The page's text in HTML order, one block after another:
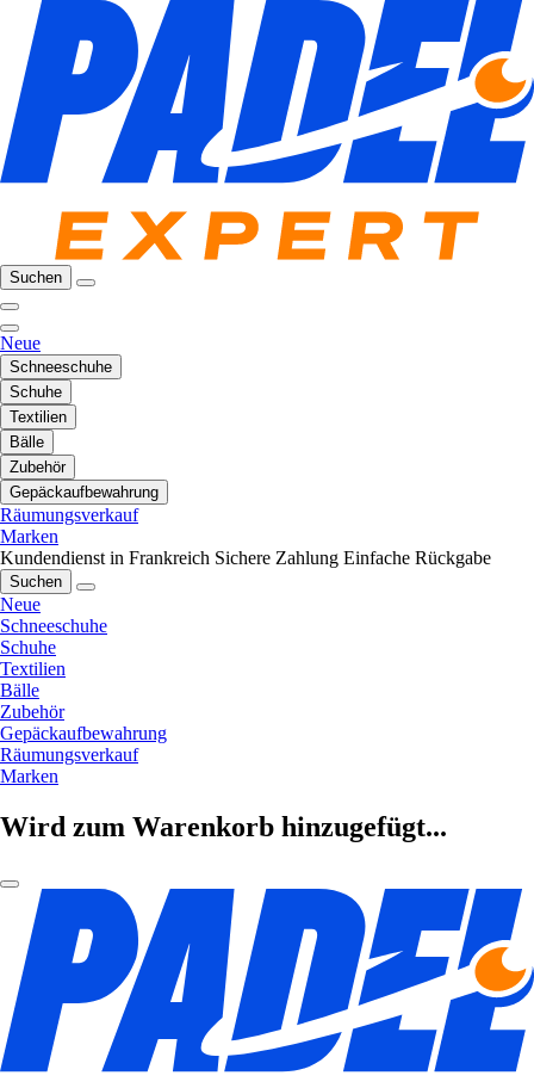
Suchen
Neue
Schneeschuhe
Schuhe
Textilien
Bälle
Zubehör
Gepäckaufbewahrung
Räumungsverkauf
Marken
Kundendienst in Frankreich Sichere Zahlung Einfache Rückgabe
Suchen
Neue
Schneeschuhe
Schuhe
Textilien
Bälle
Zubehör
Gepäckaufbewahrung
Räumungsverkauf
Marken
Wird zum Warenkorb hinzugefügt...